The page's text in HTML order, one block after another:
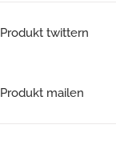
Produkt twittern
Produkt mailen